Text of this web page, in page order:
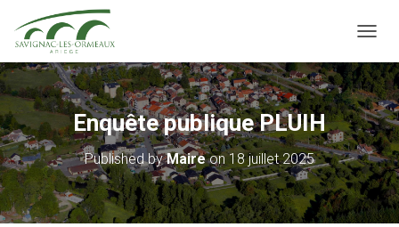
Enquête publique PLUIH
Published byMaireon18 juillet 2025